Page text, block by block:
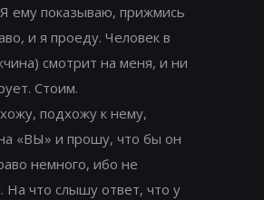
ему показываю, прижмись
и я проеду. Человек в
смотрит на меня, и ни
Стоим.
подхожу к нему,
«ВЫ» и прошу, что бы он
немного, ибо не
На что слышу ответ, что у